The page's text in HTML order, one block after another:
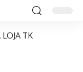
TK